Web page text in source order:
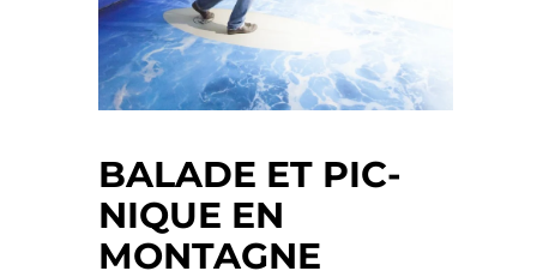
BALADE ET PIC-
NIQUE EN
MONTAGNE